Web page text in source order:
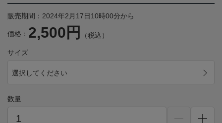
販売期間：2024年2月17日10時00分から
価格： 2,500円 （税込）
サイズ
選択してください
数量